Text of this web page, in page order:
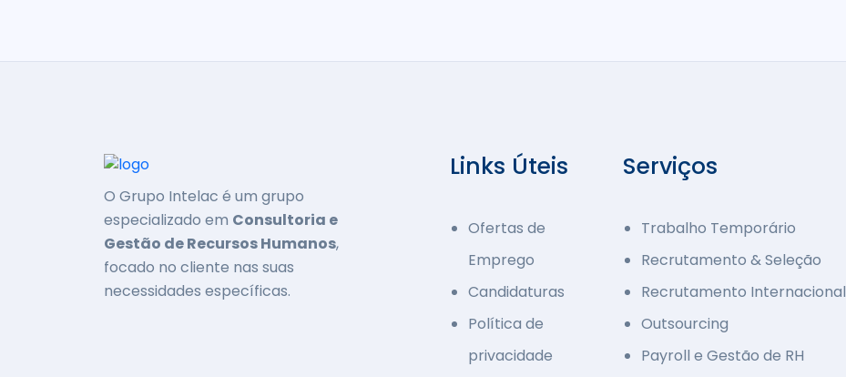
O Grupo Intelac é um grupo
especializado em Consultoria e
Gestão de Recursos Humanos,
focado no cliente nas suas
necessidades específicas.
Links Úteis
Ofertas de
Emprego
Candidaturas
Política de
privacidade
Serviços
Trabalho Temporário
Recrutamento & Seleção
Recrutamento Internacional
Outsourcing
Payroll e Gestão de RH